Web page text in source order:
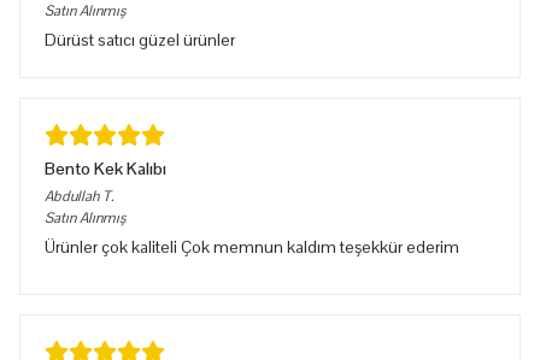
Satın Alınmış
Dürüst satıcı güzel ürünler
Bento Kek Kalıbı
Abdullah T.
Satın Alınmış
Ürünler çok kaliteli Çok memnun kaldım teşekkür ederim